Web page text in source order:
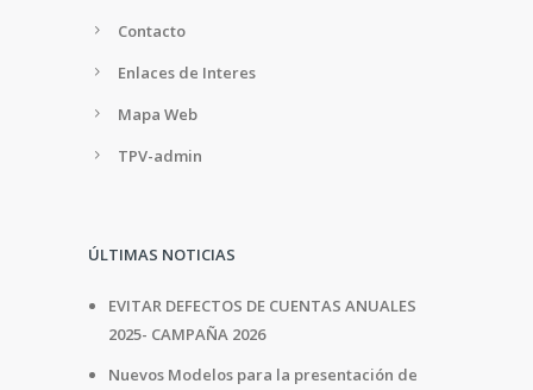
Contacto
Enlaces de Interes
Mapa Web
TPV-admin
ÚLTIMAS NOTICIAS
EVITAR DEFECTOS DE CUENTAS ANUALES
2025- CAMPAÑA 2026
Nuevos Modelos para la presentación de